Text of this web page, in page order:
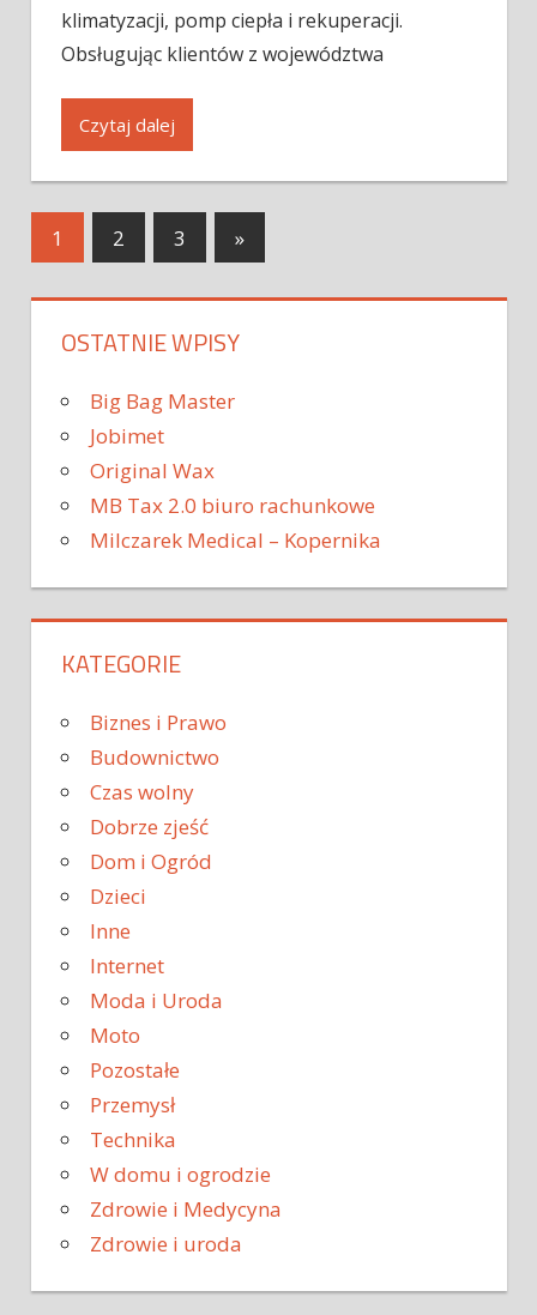
klimatyzacji, pomp ciepła i rekuperacji.
Obsługując klientów z województwa
Czytaj dalej
1 2 3 »
OSTATNIE WPISY
Big Bag Master
Jobimet
Original Wax
MB Tax 2.0 biuro rachunkowe
Milczarek Medical – Kopernika
KATEGORIE
Biznes i Prawo
Budownictwo
Czas wolny
Dobrze zjeść
Dom i Ogród
Dzieci
Inne
Internet
Moda i Uroda
Moto
Pozostałe
Przemysł
Technika
W domu i ogrodzie
Zdrowie i Medycyna
Zdrowie i uroda